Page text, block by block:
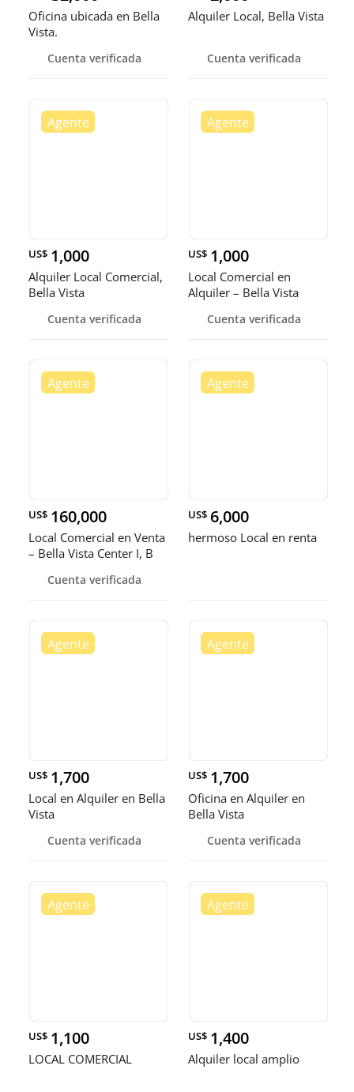
Oficina ubicada en Bella
Vista.
Cuenta verificada
Alquiler Local, Bella Vista
Cuenta verificada
US$ 1,000
Alquiler Local Comercial,
Bella Vista
Cuenta verificada
US$ 1,000
Local Comercial en
Alquiler – Bella Vista
Cuenta verificada
US$ 160,000
Local Comercial en Venta
– Bella Vista Center I, B
Cuenta verificada
US$ 6,000
hermoso Local en renta
US$ 1,700
Local en Alquiler en Bella
Vista
Cuenta verificada
US$ 1,700
Oficina en Alquiler en
Bella Vista
Cuenta verificada
US$ 1,100
LOCAL COMERCIAL
US$ 1,400
Alquiler local amplio